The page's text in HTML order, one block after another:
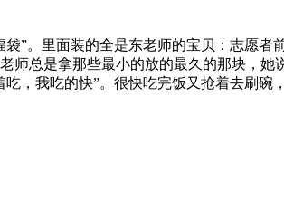
”。里面装的全是东老师的宝贝：志愿
师总是拿那些最小的放的最久的那块，
，我吃的快”。很快吃完饭又抢着去刷